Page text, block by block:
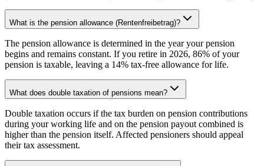
What is the pension allowance (Rentenfreibetrag)?
The pension allowance is determined in the year your pension
begins and remains constant. If you retire in 2026, 86% of your
pension is taxable, leaving a 14% tax-free allowance for life.
What does double taxation of pensions mean?
Double taxation occurs if the tax burden on pension contributions
during your working life and on the pension payout combined is
higher than the pension itself. Affected pensioners should appeal
their tax assessment.